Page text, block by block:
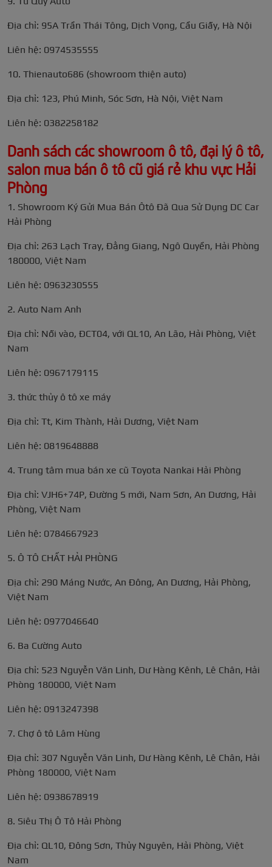
Địa chỉ: 95A Trần Thái Tông, Dịch Vọng, Cầu Giấy, Hà Nội
Liên hệ: 0974535555
10. Thienauto686 (showroom thiện auto)
Địa chỉ: 123, Phú Minh, Sóc Sơn, Hà Nội, Việt Nam
Liên hệ: 0382258182
Danh sách các showroom ô tô, đại lý ô tô,
salon mua bán ô tô cũ giá rẻ khu vực Hải
Phòng
1. Showroom Ký Gửi Mua Bán Ôtô Đã Qua Sử Dụng DC Car
Hải Phòng
Địa chỉ: 263 Lạch Tray, Đằng Giang, Ngô Quyền, Hải Phòng
180000, Việt Nam
Liên hệ: 0963230555
2. Auto Nam Anh
Địa chỉ: Nối vào, ĐCT04, với QL10, An Lão, Hải Phòng, Việt
Nam
Liên hệ: 0967179115
3. thức thủy ô tô xe máy
Địa chỉ: Tt, Kim Thành, Hải Dương, Việt Nam
Liên hệ: 0819648888
4. Trung tâm mua bán xe cũ Toyota Nankai Hải Phòng
Địa chỉ: VJH6+74P, Đường 5 mới, Nam Sơn, An Dương, Hải
Phòng, Việt Nam
Liên hệ: 0784667923
5. Ô TÔ CHẤT HẢI PHÒNG
Địa chỉ: 290 Máng Nước, An Đông, An Dương, Hải Phòng,
Việt Nam
Liên hệ: 0977046640
6. Ba Cường Auto
Địa chỉ: 523 Nguyễn Văn Linh, Dư Hàng Kênh, Lê Chân, Hải
Phòng 180000, Việt Nam
Liên hệ: 0913247398
7. Chợ ô tô Lâm Hùng
Địa chỉ: 307 Nguyễn Văn Linh, Dư Hàng Kênh, Lê Chân, Hải
Phòng 180000, Việt Nam
Liên hệ: 0938678919
8. Siêu Thị Ô Tô Hải Phòng
Địa chỉ: QL10, Đông Sơn, Thủy Nguyên, Hải Phòng, Việt
Nam